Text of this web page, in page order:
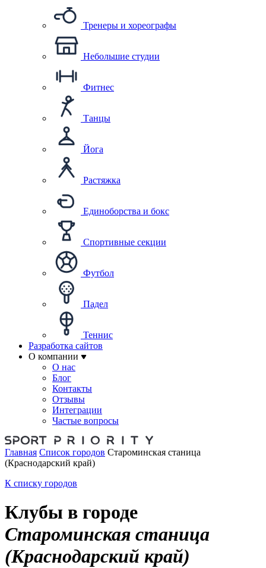
Тренеры и хореографы
Небольшие студии
Фитнес
Танцы
Йога
Растяжка
Единоборства и бокс
Спортивные секции
Футбол
Падел
Теннис
Разработка сайтов
О компании
О нас
Блог
Контакты
Отзывы
Интеграции
Частые вопросы
Главная Список городов Староминская станица
(Краснодарский край)
К списку городов
Клубы в городе
Староминская станица
(Краснодарский край)